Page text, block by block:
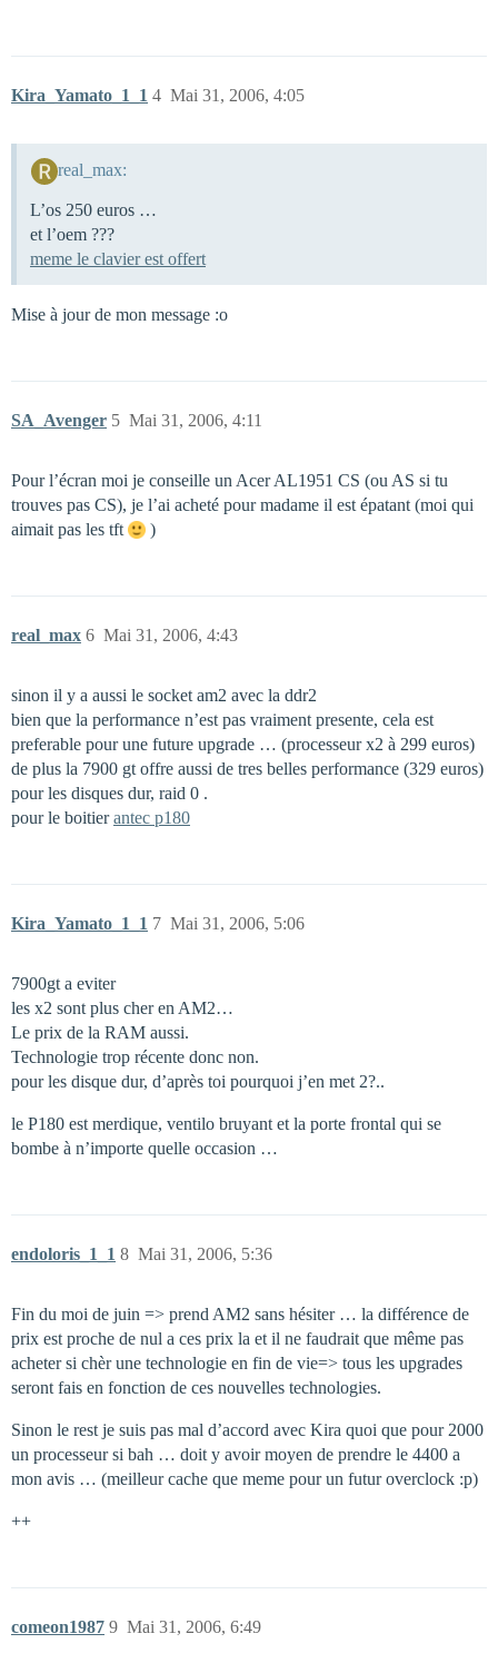
Kira_Yamato_1_1 Mai 31, 2006, 4:05
4
real_max:
L’os 250 euros …
et l’oem ???
meme le clavier est offert
Mise à jour de mon message :o
SA_Avenger Mai 31, 2006, 4:11
5
Pour l’écran moi je conseille un Acer AL1951 CS (ou AS si tu
trouves pas CS), je l’ai acheté pour madame il est épatant (moi qui
aimait pas les tft
)
real_max Mai 31, 2006, 4:43
6
sinon il y a aussi le socket am2 avec la ddr2
bien que la performance n’est pas vraiment presente, cela est
preferable pour une future upgrade … (processeur x2 à 299 euros)
de plus la 7900 gt offre aussi de tres belles performance (329 euros)
pour les disques dur, raid 0 .
pour le boitierantec p180
Kira_Yamato_1_1 Mai 31, 2006, 5:06
7
7900gt a eviter
les x2 sont plus cher en AM2…
Le prix de la RAM aussi.
Technologie trop récente donc non.
pour les disque dur, d’après toi pourquoi j’en met 2?..
le P180 est merdique, ventilo bruyant et la porte frontal qui se
bombe à n’importe quelle occasion …
endoloris_1_1 Mai 31, 2006, 5:36
8
Fin du moi de juin => prend AM2 sans hésiter … la différence de
prix est proche de nul a ces prix la et il ne faudrait que même pas
acheter si chèr une technologie en fin de vie=> tous les upgrades
seront fais en fonction de ces nouvelles technologies.
Sinon le rest je suis pas mal d’accord avec Kira quoi que pour 2000
un processeur si bah … doit y avoir moyen de prendre le 4400 a
mon avis … (meilleur cache que meme pour un futur overclock :p)
++
comeon1987 Mai 31, 2006, 6:49
9